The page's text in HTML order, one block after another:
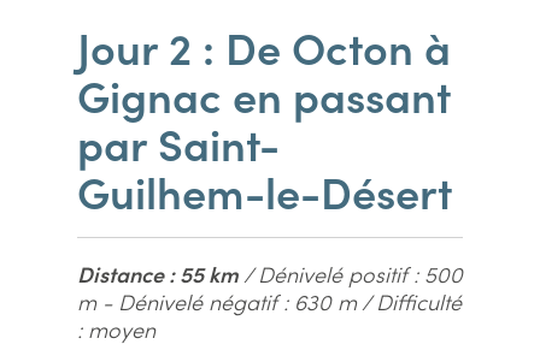
Jour 2 : De Octon à
Gignac en passant
par Saint-
Guilhem-le-Désert
Distance : 55 km/ Dénivelé positif : 500
m - Dénivelé négatif : 630 m / Difficulté
: moyen